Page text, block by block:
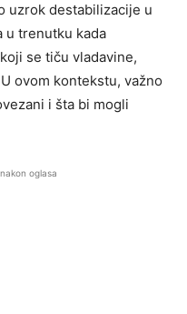
uzrok destabilizacije u
u trenutku kada
se tiču vladavine,
ovom kontekstu, važno
i šta bi mogli
oglasa